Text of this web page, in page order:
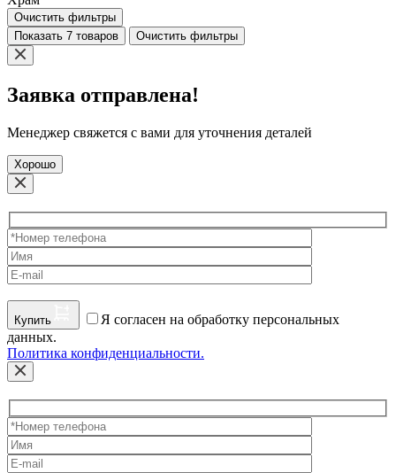
Очистить фильтры
Показать 7 товаров
Очистить фильтры
Заявка отправлена!
Менеджер свяжется с вами для уточнения деталей
Хорошо
Купить
Я согласен на обработку персональных
данных.
Политика конфиденциальности.